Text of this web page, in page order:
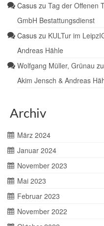
Casus zu Tag der Offenen
GmbH Bestattungsdienst
Casus zu KULTur im
Andreas Hähle
Wolfgang Müller, Grünau zu
Akim Jensch & Andreas
Archiv
März 2024
Januar 2024
November 2023
Mai 2023
Februar 2023
November 2022